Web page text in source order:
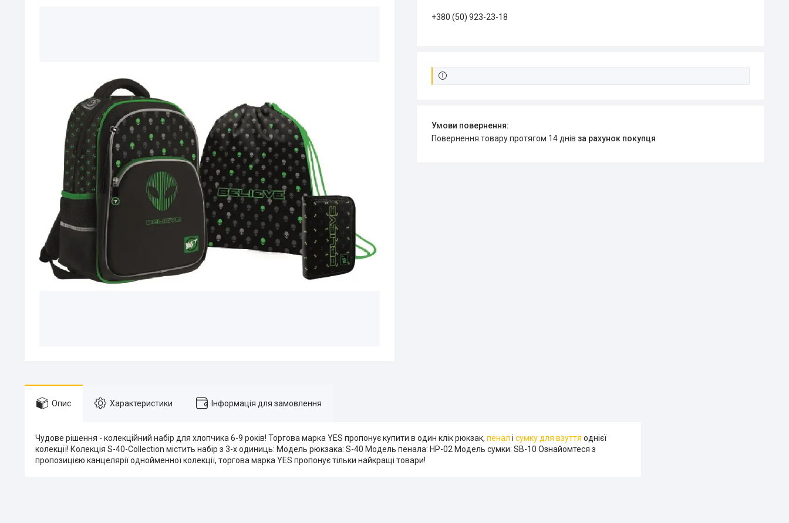
+380 (50) 923-23-18
повернення товару протягом 14 днів за рахунок покупця
Опис Характеристики Інформація для замовлення
Чудове рішення - колекційний набір для хлопчика 6-9 років! Торгова марка YES пропонує купити в один клік рюкзак, пенал і сумку для взуття однієї
колекції! Колекція S-40-Collection містить набір з 3-х одиниць: Модель рюкзака: S-40 Модель пенала: HP-02 Модель сумки: SB-10 Ознайомтеся з
пропозицією канцелярії однойменної колекції, торгова марка YES пропонує тільки найкращі товари!